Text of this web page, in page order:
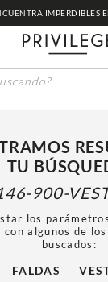
IMPERDIBLES
TU
900-
los
con algunos de
buscados:
FALDAS